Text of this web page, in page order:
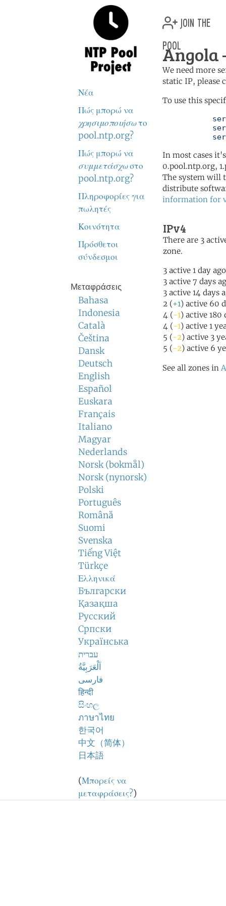
Νέα
Πώς μπορώ να
χρησιμοποιήσωτο
pool.ntp.org?
Πώς μπορώ να
συμμετάσχωστο
pool.ntp.org?
Πληροφορίες για
πωλητές
Κοινότητα
Πρόσθετοι
σύνδεσμοι
Μεταφράσεις
Bahasa
Indonesia
Català
Čeština
Dansk
Deutsch
English
Español
Euskara
Français
Italiano
Magyar
Nederlands
Norsk (bokmål)
Norsk (nynorsk)
Polski
Português
Română
Suomi
Svenska
Tiếng Việt
Türkçe
Ελληνικά
Български
Қазақша
Русский
Српски
Українська
עברית
اَلْعَرَبِيَّةُ
فارسی
हिन्दी
සිංහල
ภาษาไทย
한국어
中文（简体）
日本語
(Μπορείς να
μεταφράσεις?)
join the
pool
Angola
We need more
static IP, please
To use this
In most cases
0.pool.ntp.org,
The system will
distribute
information for
IPv4
There are 3
zone.
3 active 1 day ago
3 active 7 days
3 active 14 days
2 (+1) active 60
4 (-1) active 180
4 (-1) active 1
5 (-2) active 3
5 (-2) active 6
See all zones in